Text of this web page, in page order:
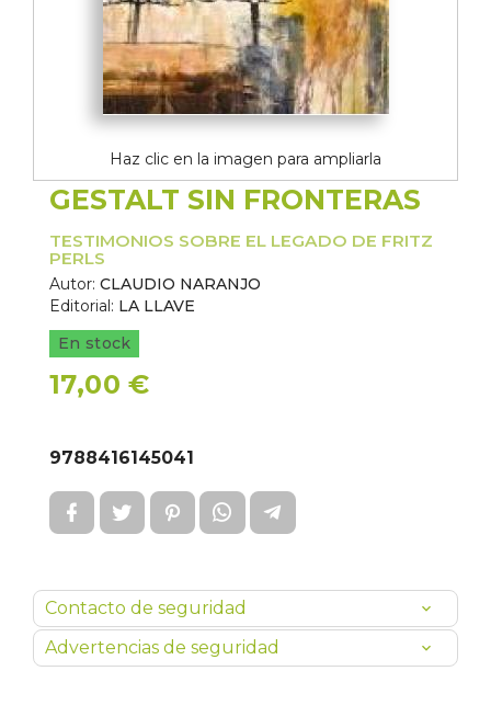
Haz clic en la imagen para ampliarla
GESTALT SIN FRONTERAS
TESTIMONIOS SOBRE EL LEGADO DE FRITZ
PERLS
Autor: CLAUDIO NARANJO
Editorial: LA LLAVE
En stock
17,00 €
9788416145041
Contacto de seguridad
Advertencias de seguridad